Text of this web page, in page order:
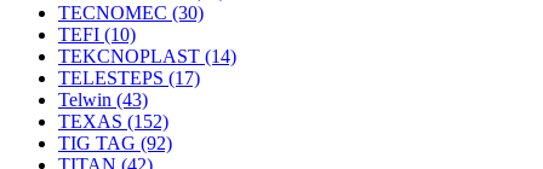
TECNOMEC (30)
TEFI (10)
TEKCNOPLAST (14)
TELESTEPS (17)
Telwin (43)
TEXAS (152)
TIG TAG (92)
TITAN (42)